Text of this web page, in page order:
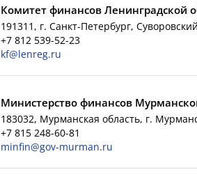
Комитет финансов Ленинградской
191311, г. Санкт-Петербург,
+7 812 539-52-23
kf@lenreg.ru
Министерство финансов
183032, Мурманская область, г.
+7 815 248-60-81
minfin@gov-murman.ru